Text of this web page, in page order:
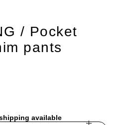
/ Pocket
pants
available